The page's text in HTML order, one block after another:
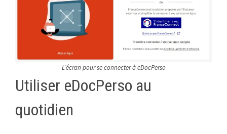
L’écran pour se connecter à eDocPerso
Utiliser eDocPerso au
quotidien